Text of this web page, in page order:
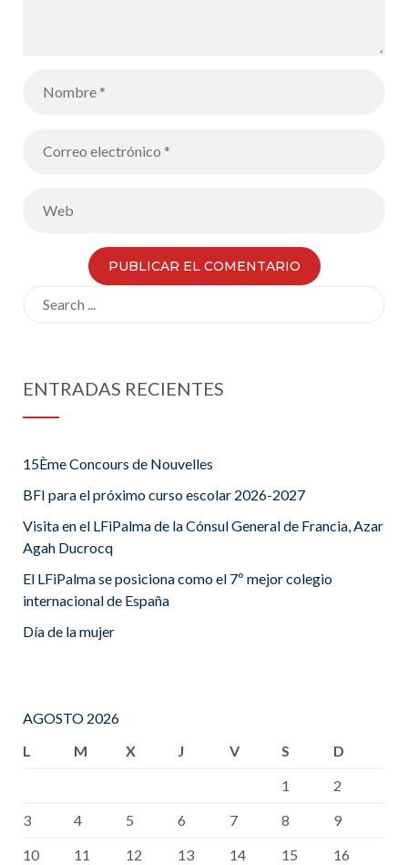
ENTRADAS RECIENTES
15Ème Concours de Nouvelles
BFI para el próximo curso escolar 2026-2027
Visita en el LFiPalma de la Cónsul General de Francia, Azar
Agah Ducrocq
El LFiPalma se posiciona como el 7º mejor colegio
internacional de España
Día de la mujer
AGOSTO 2026
L
M X J V S
D
1
2
3
4 5 6 7 8
9
10
11 12 13 14 15 16